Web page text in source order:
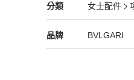
⚠️全網最低價❗️我們客
本店每單貨品要被平
分類
BVLGARI 女士配件分類
女士配件
女士配件/項
品牌
BVLGARI 精品女士配件
BVLGARI
BVLGARI 推薦清單